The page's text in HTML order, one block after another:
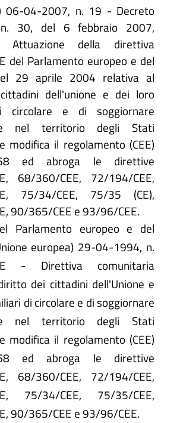
06-04-2007, n. 19 - Decreto
n. 30, del 6 febbraio 2007,
Attuazione della direttiva
del Parlamento europeo e del
29 aprile 2004 relativa al
dell'unione e dei loro
circolare e di soggiornare
nel territorio degli Stati
modifica il regolamento (CEE)
ed abroga le direttive
68/360/CEE, 72/194/CEE,
75/34/CEE, 75/35 (CE),
90/365/CEE e 93/96/CEE.
Parlamento europeo e del
europea) 29-04-1994, n.
- Direttiva comunitaria
dei cittadini dell'Unione e
di circolare e di soggiornare
nel territorio degli Stati
modifica il regolamento (CEE)
ed abroga le direttive
68/360/CEE, 72/194/CEE,
75/34/CEE, 75/35/CEE,
90/365/CEE e 93/96/CEE.